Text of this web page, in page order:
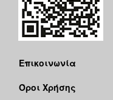
Επικοινωνία
Όροι Χρήσης